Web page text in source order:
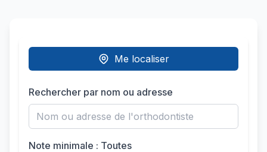
Me localiser
Rechercher par nom ou adresse
Note minimale : Toutes